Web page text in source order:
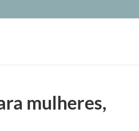
mulheres,